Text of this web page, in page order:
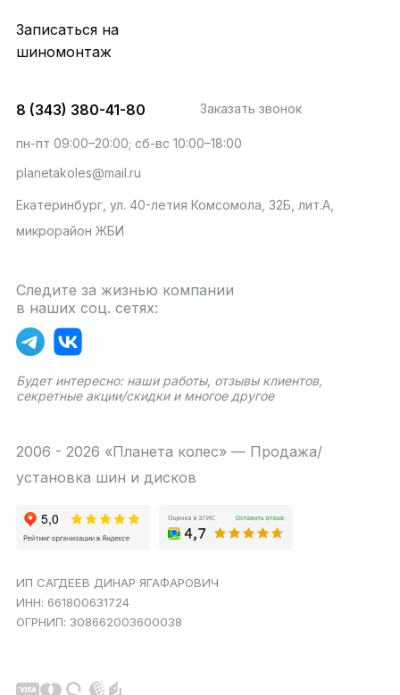
Записаться на
шиномонтаж
8 (343) 380-41-80 Заказать звонок
пн-пт 09:00–20:00; сб-вс 10:00–18:00
planetakoles@mail.ru
Екатеринбург, ул. 40-летия Комсомола, 32Б, лит.А,
микрорайон ЖБИ
Следите за жизнью компании
в наших соц. сетях:
Будет интересно: наши работы, отзывы клиентов,
секретные акции/скидки и многое другое
2006 - 2026 «Планета колес» — Продажа/
установка шин и дисков
ИП САГДЕЕВ ДИНАР ЯГАФАРОВИЧ
ИНН: 661800631724
ОГРНИП: 308662003600038